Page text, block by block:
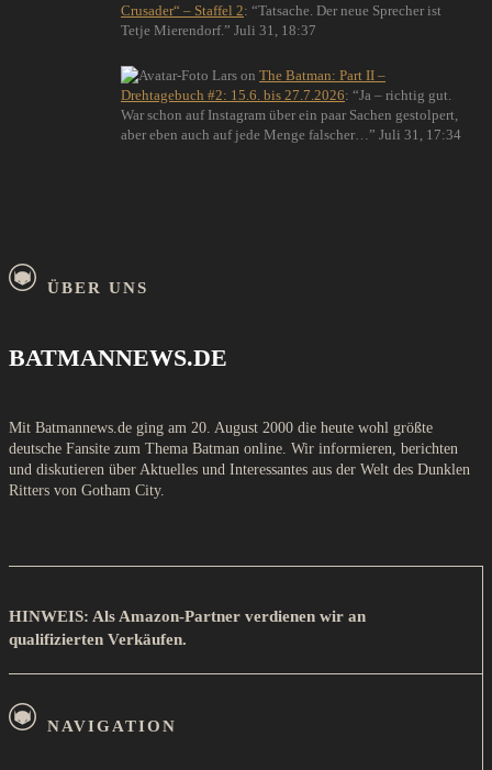
Crusader“ – Staffel 2: “Tatsache. Der neue Sprecher ist
Tetje Mierendorf. ” Juli 31, 18:37
Lars on The Batman: Part II –
Drehtagebuch #2: 15.6. bis 27.7.2026: “Ja – richtig gut.
War schon auf Instagram über ein paar Sachen gestolpert,
aber eben auch auf jede Menge falscher… ” Juli 31, 17:34
ÜBER UNS
BATMANNEWS.DE
Mit Batmannews.de ging am 20. August 2000 die heute wohl größte
deutsche Fansite zum Thema Batman online. Wir informieren, berichten
und diskutieren über Aktuelles und Interessantes aus der Welt des Dunklen
Ritters von Gotham City.
HINWEIS: Als Amazon-Partner verdienen wir an
qualifizierten Verkäufen.
NAVIGATION